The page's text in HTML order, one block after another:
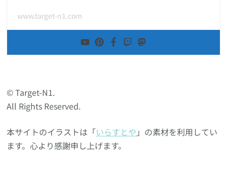
www.target-n1.com
© Target-N1.
All Rights Reserved.
本サイトのイラストは「いらすとや 」の素材を利用してい
ます。心より感謝申し上げます。